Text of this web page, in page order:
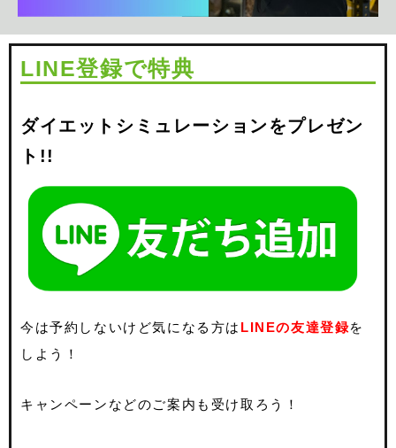
LINE登録で特典
ダイエットシミュレーションをプレゼン
ト!!
今は予約しないけど気になる方は LINEの友達登録を
しよう！
キャンペーンなどのご案内も受け取ろう！